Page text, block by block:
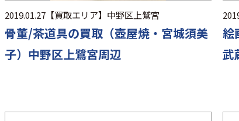
2019.01.27 【買取エリア】 中野区上鷲宮
骨董/茶道具の買取（壺屋焼・宮城須美
子）中野区上鷺宮周辺
絵
武